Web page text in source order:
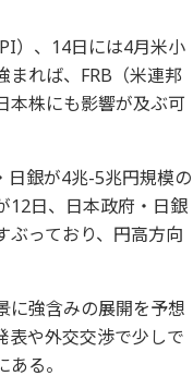
）、14日には4月米小
まれば、FRB（米連邦
本株にも影響が及ぶ可
日銀が4兆-5兆円規模の
12日、日本政府・日銀
ぶっており、円高方向
に強含みの展開を予想
表や外交交渉で少しで
る。